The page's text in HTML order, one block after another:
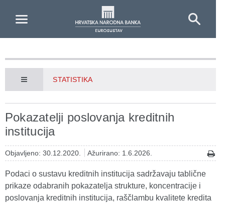
STATISTIKA
Pokazatelji poslovanja kreditnih
institucija
Objavljeno: 30.12.2020. Ažurirano: 1.6.2026.
Podaci o sustavu kreditnih institucija sadržavaju tablične
prikaze odabranih pokazatelja strukture, koncentracije i
poslovanja kreditnih institucija, raščlambu kvalitete kredita